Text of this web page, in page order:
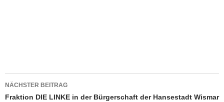
Beitragsnavigation
NÄCHSTER BEITRAG
Fraktion DIE LINKE in der Bürgerschaft der Hansestadt Wismar